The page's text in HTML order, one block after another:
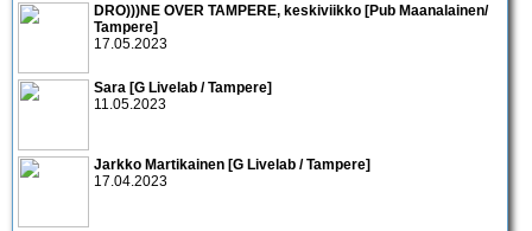
DRO)))NE OVER TAMPERE, keskiviikko [Pub Maanalainen/
Tampere]
17.05.2023
Sara [G Livelab / Tampere]
11.05.2023
Jarkko Martikainen [G Livelab / Tampere]
17.04.2023